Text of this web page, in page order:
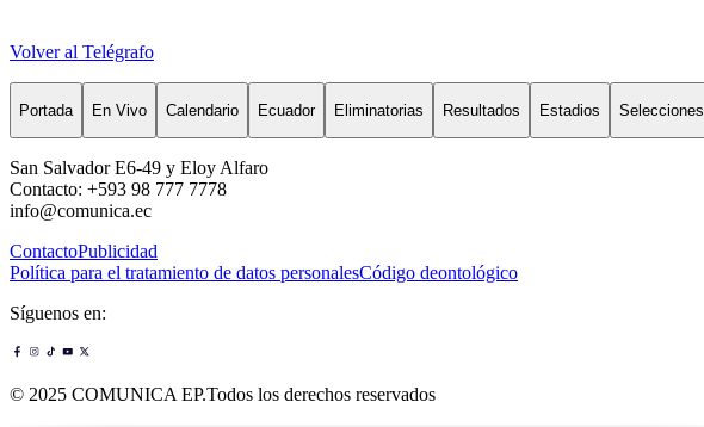
Volver al Telégrafo
Portada En Vivo Calendario Ecuador Eliminatorias Resultados Estadios Selecciones
San Salvador E6-49 y Eloy Alfaro
Contacto: +593 98 777 7778
info@comunica.ec
ContactoPublicidad
Política para el tratamiento de datos personalesCódigo deontológico
Síguenos en:
© 2025 COMUNICA EP.Todos los derechos reservados